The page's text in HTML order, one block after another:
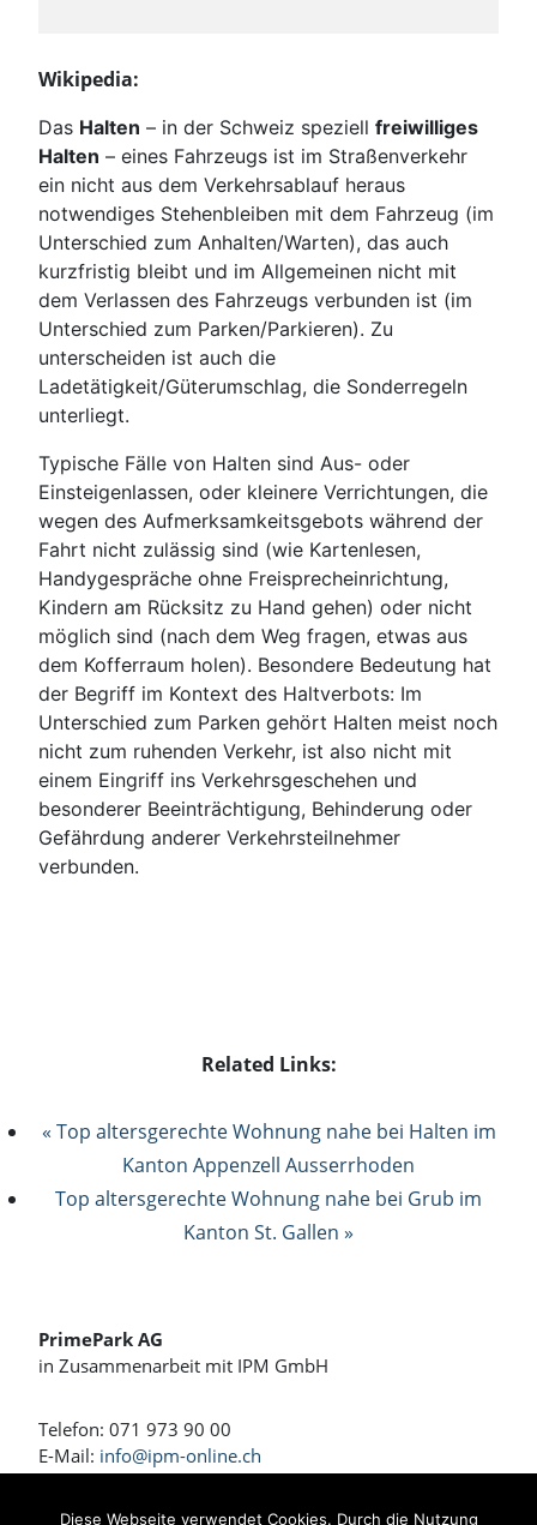
Wikipedia:
Das Halten – in der Schweiz speziell freiwilliges
Halten – eines Fahrzeugs ist im Straßenverkehr
ein nicht aus dem Verkehrsablauf heraus
notwendiges Stehenbleiben mit dem Fahrzeug (im
Unterschied zum Anhalten/Warten), das auch
kurzfristig bleibt und im Allgemeinen nicht mit
dem Verlassen des Fahrzeugs verbunden ist (im
Unterschied zum Parken/Parkieren). Zu
unterscheiden ist auch die
Ladetätigkeit/Güterumschlag, die Sonderregeln
unterliegt.
Typische Fälle von Halten sind Aus- oder
Einsteigenlassen, oder kleinere Verrichtungen, die
wegen des Aufmerksamkeitsgebots während der
Fahrt nicht zulässig sind (wie Kartenlesen,
Handygespräche ohne Freisprecheinrichtung,
Kindern am Rücksitz zu Hand gehen) oder nicht
möglich sind (nach dem Weg fragen, etwas aus
dem Kofferraum holen). Besondere Bedeutung hat
der Begriff im Kontext des Haltverbots: Im
Unterschied zum Parken gehört Halten meist noch
nicht zum ruhenden Verkehr, ist also nicht mit
einem Eingriff ins Verkehrsgeschehen und
besonderer Beeinträchtigung, Behinderung oder
Gefährdung anderer Verkehrsteilnehmer
verbunden.
Related Links:
« Top altersgerechte Wohnung nahe bei Halten im
Kanton Appenzell Ausserrhoden
Top altersgerechte Wohnung nahe bei Grub im
Kanton St. Gallen »
PrimePark AG
in Zusammenarbeit mit IPM GmbH
Telefon: 071 973 90 00
E-Mail: info@ipm-online.ch
Wohnen und Arbeiten am Rennweg
Diese Webseite verwendet Cookies. Durch die Nutzung